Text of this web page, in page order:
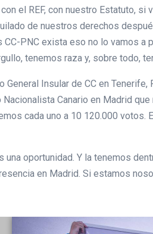
el REF, con nuestro Estatuto,
de nuestros derechos
CC-PNC exista eso no lo vamos
tenemos raza y, sobre todo,
General Insular de CC en
Canario en Madrid
cada uno a 10 120.000
una oportunidad. Y la tenemos
en Madrid. Si estamos